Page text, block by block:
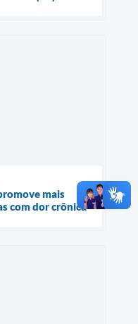
mais
com dor crônica